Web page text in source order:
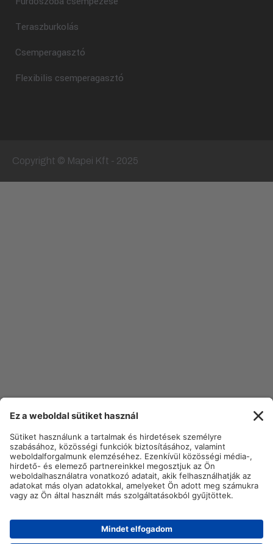
Teraszburkolás
Csemperagasztó
Flexibilis csemperagasztó
Copyright © Mapei Kft - 2025